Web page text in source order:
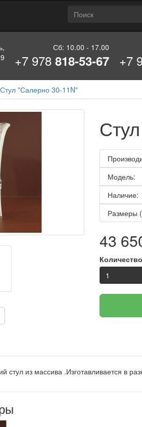
Сб: 10.00 - 17.00
+7 978818-53-67 +7
Стул "Салерно 30-11N"
Модель:
Наличие:
Размеры
43
Количество
стул из массива .Изготавливается в